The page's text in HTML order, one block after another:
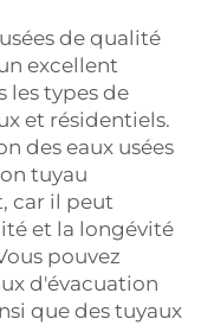
de qualité
excellent
les types de
et résidentiels.
des eaux usées
tuyau
car il peut
et la longévité
pouvez
d'évacuation
que des tuyaux